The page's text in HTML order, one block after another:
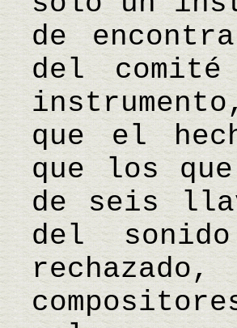
de
del
que el
que los
de seis
del